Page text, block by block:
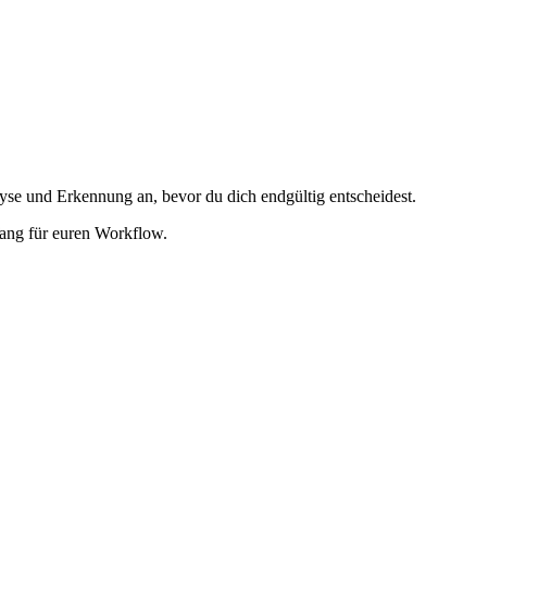
und Erkennung an, bevor du dich endgültig entscheidest.
für euren Workflow.